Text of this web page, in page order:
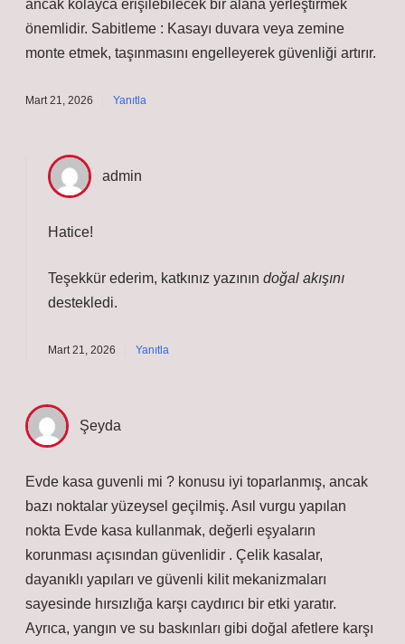
ancak kolayca erişilebilecek bir alana yerleştirmek
önemlidir. Sabitleme : Kasayı duvara veya zemine
monte etmek, taşınmasını engelleyerek güvenliği artırır.
Mart 21, 2026 Yanıtla
admin
Hatice!
Teşekkür ederim, katkınız yazının doğal akışını
destekledi.
Mart 21, 2026 Yanıtla
Şeyda
Evde kasa guvenli mi ? konusu iyi toparlanmış, ancak
bazı noktalar yüzeysel geçilmiş. Asıl vurgu yapılan
nokta Evde kasa kullanmak, değerli eşyaların
korunması açısından güvenlidir . Çelik kasalar,
dayanıklı yapıları ve güvenli kilit mekanizmaları
sayesinde hırsızlığa karşı caydırıcı bir etki yaratır.
Ayrıca, yangın ve su baskınları gibi doğal afetlere karşı